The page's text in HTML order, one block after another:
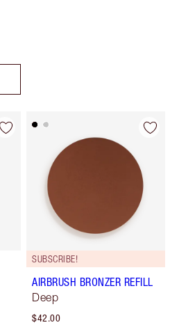
SUBSCRIBE!
AIRBRUSH BRONZER REFILL
Deep
$42.00